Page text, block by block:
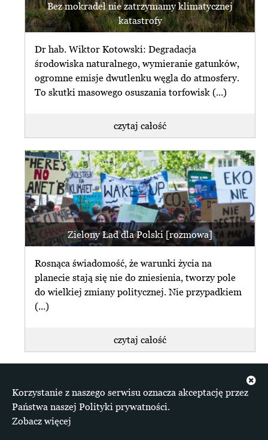
Bez mokradeł nie zatrzymamy klimatycznej
katastrofy
Dr hab. Wiktor Kotowski: Degradacja
środowiska naturalnego, wymieranie gatunków,
ogromne emisje dwutlenku węgla do atmosfery.
To skutki masowego osuszania torfowisk (...)
czytaj całość
Zielony Ład dla Polski [rozmowa]
Rosnąca świadomość, że warunki życia na
planecie stają się nie do zniesienia, tworzy pole
do wielkiej zmiany politycznej. Nie przypadkiem
(...)
czytaj całość
Korzystanie z naszego serwisu oznacza akceptację przez
Państwa naszej Polityki prywatności.
Zobacz więcej